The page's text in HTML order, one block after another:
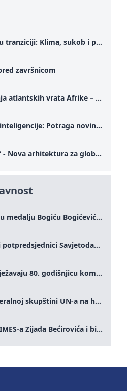
IFIMES dodijelio Zlatnu medalju Bogiću Bogićeviću za izuzetan doprinos demokratskim vrijednostima i miru
Abazović i Norov novi potpredsjednici Savjetodavnog odbora IFIMES-a
Ujedinjene nacije obilježavaju 80. godišnjicu komemoracijom na visokom nivou: Eileen Dong predstavlja IFIMES u oblasti ženskog liderstva, unapređenja mira, pravde, rodne ravnopravnosti i održivog razvoja
IFIMES poziva na Generalnoj skupštini UN-a na hitna ulaganja u mentalno zdravlje i sisteme njege proširene umjetnom inteligencijom
Sastanak direktora IFIMES-a Zijada Bećirovića i bivšeg premijera Crne Gore Dritana Abazovića
Globalna geopolitika u tranziciji: Klima, sukob i potraga za mirom
završnicom
Maroko 2030: Izgradnja atlantskih vrata Afrike – od Tangera u Mediteranu do novog geopolitičkog koridora
Od faksa do umjetne inteligencije: Potraga novinarstva za istinom u digitalnom dobu
„Strateška stabilnost“ - Nova arhitektura za globalnu saradnju